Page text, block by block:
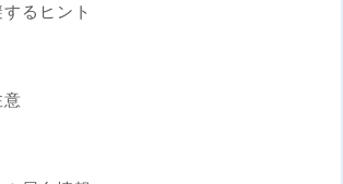
るヒント
意